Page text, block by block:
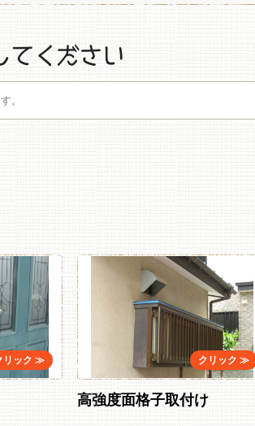
てください
高強度面格子取付け